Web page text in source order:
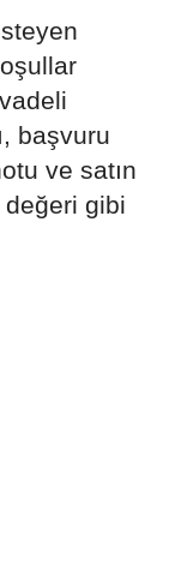
başvuru
ve satın
değeri gibi